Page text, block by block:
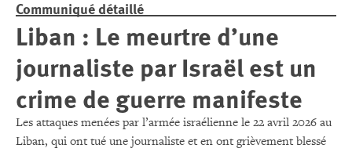
Communiqué détaillé
Liban : Le meurtre d’une
journaliste par Israël est un
crime de guerre manifeste
Les attaques menées par l’armée israélienne le 22 avril 2026 au
Liban, qui ont tué une journaliste et en ont grièvement blessé